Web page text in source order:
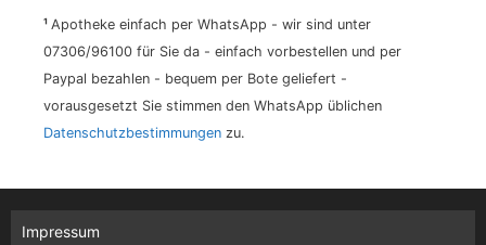
¹ Apotheke einfach per WhatsApp - wir sind unter
07306/96100 für Sie da - einfach vorbestellen und per
Paypal bezahlen - bequem per Bote geliefert -
vorausgesetzt Sie stimmen den WhatsApp üblichen
Datenschutzbestimmungen zu.
Impressum